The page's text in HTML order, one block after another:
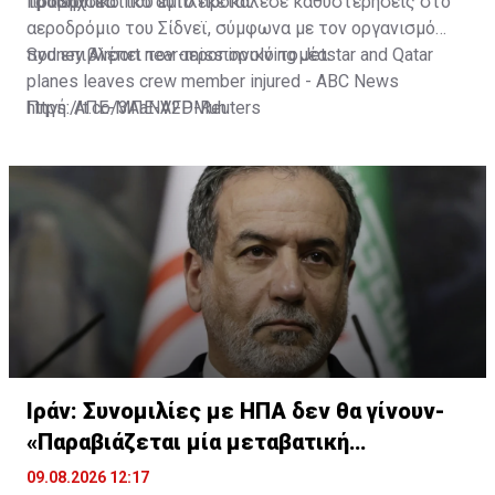
αεροδρόμιο του Σίδνεϊ, σύμφωνα με τον οργανισμό
που επιβλέπει τον αεροπορικό τομέα.
Sydney Airport near-miss involving Jetstar and Qatar
planes leaves crew member injured - ABC News
https://t.co/3AaNV2DMuh
Πηγή: ΑΠΕ-ΜΠΕ-AFP-Reuters
Ιράν: Συνομιλίες με ΗΠΑ δεν θα γίνουν-
«Παραβιάζεται μία μεταβατική
συμφωνία»
09.08.2026 12:17